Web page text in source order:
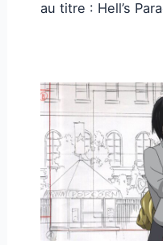
au titre : Hell’s